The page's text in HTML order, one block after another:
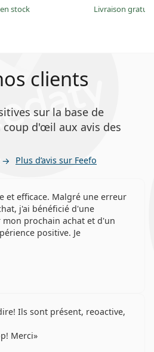
en stock Livraison
clients
sur la base de
coup d'œil aux avis des
Plus d’avis sur Feefo
et efficace. Malgré une erreur
j'ai bénéficié d'une
mon prochain achat et d'un
positive. Je
Ils sont présent, reoactive,
Merci